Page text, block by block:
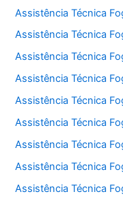
Assistência Técnica
Assistência Técnica
Assistência Técnica
Assistência Técnica
Assistência Técnica
Assistência Técnica
Assistência Técnica
Assistência Técnica
Assistência Técnica